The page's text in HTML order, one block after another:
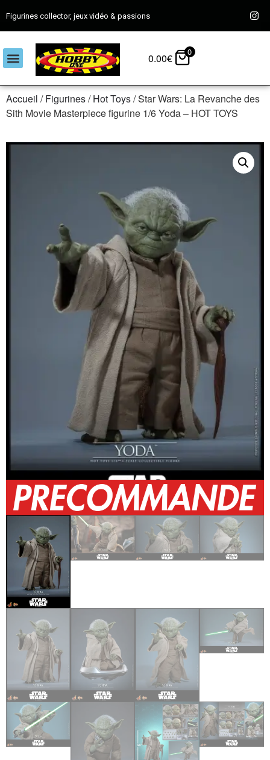
Figurines collector, jeux vidéo & passions
0.00€ 0
Accueil /Figurines/Hot Toys/ Star Wars: La Revanche des
Sith Movie Masterpiece figurine 1/6 Yoda – HOT TOYS